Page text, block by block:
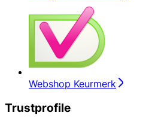
Webshop Keurmerk
Trustprofile